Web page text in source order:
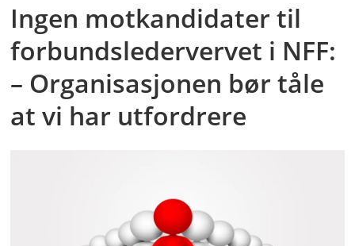
Ingen motkandidater til
forbundsledervervet i NFF:
– Organisasjonen bør tåle
at vi har utfordrere